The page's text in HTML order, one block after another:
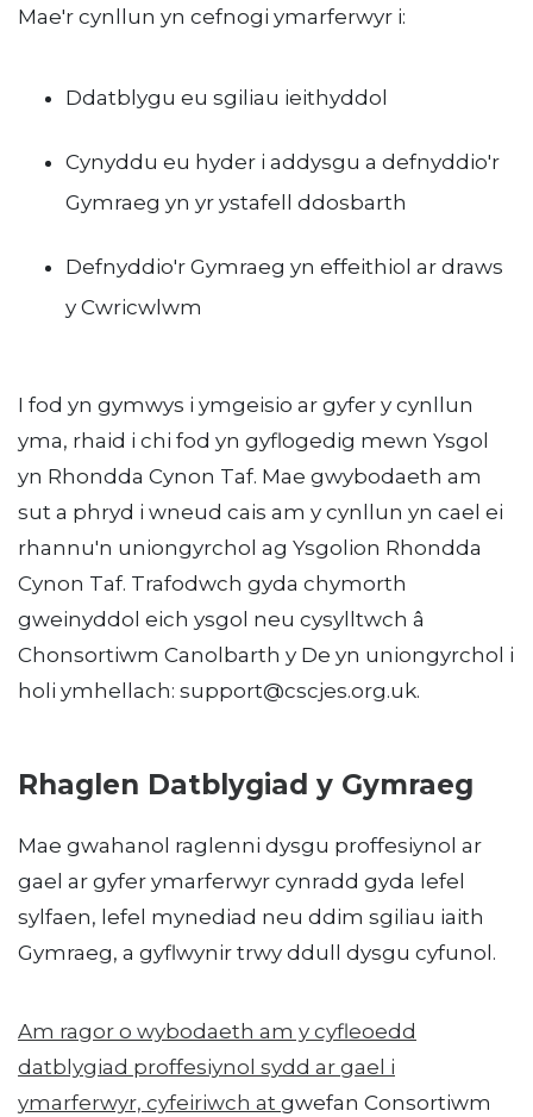
Mae'r cynllun yn cefnogi ymarferwyr i:
Ddatblygu eu sgiliau ieithyddol
Cynyddu eu hyder i addysgu a defnyddio'r
Gymraeg yn yr ystafell ddosbarth
Defnyddio'r Gymraeg yn effeithiol ar draws
y Cwricwlwm
I fod yn gymwys i ymgeisio ar gyfer y cynllun
yma, rhaid i chi fod yn gyflogedig mewn Ysgol
yn Rhondda Cynon Taf. Mae gwybodaeth am
sut a phryd i wneud cais am y cynllun yn cael ei
rhannu'n uniongyrchol ag Ysgolion Rhondda
Cynon Taf. Trafodwch gyda chymorth
gweinyddol eich ysgol neu cysylltwch â
Chonsortiwm Canolbarth y De yn uniongyrchol i
holi ymhellach: support@cscjes.org.uk.
Rhaglen Datblygiad y Gymraeg
Mae gwahanol raglenni dysgu proffesiynol ar
gael ar gyfer ymarferwyr cynradd gyda lefel
sylfaen, lefel mynediad neu ddim sgiliau iaith
Gymraeg, a gyflwynir trwy ddull dysgu cyfunol.
Am ragor o wybodaeth am y cyfleoedd
datblygiad proffesiynol sydd ar gael i
ymarferwyr, cyfeiriwch at gwefan Consortiwm